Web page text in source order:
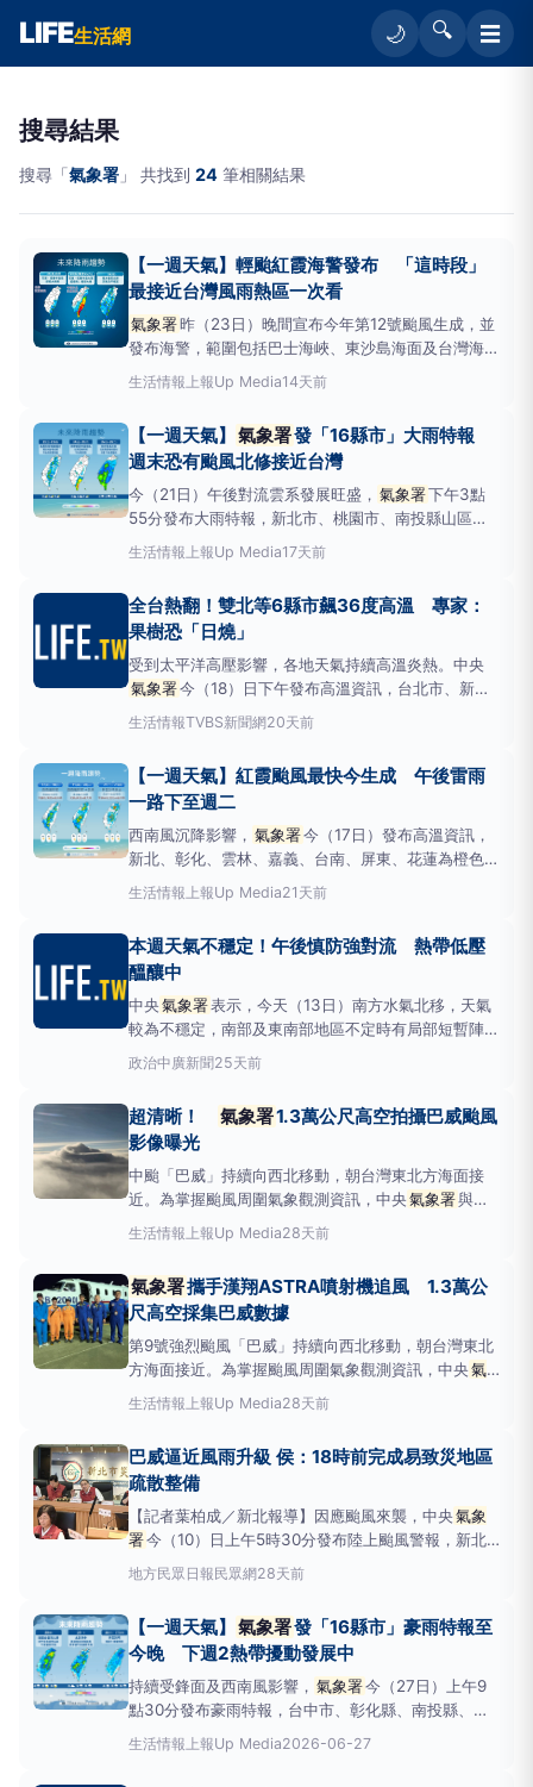
LIFE生活網 🌙 🔍 ☰
搜尋結果
搜尋「氣象署 」 共找到 24 筆相關結果
【一週天氣】輕颱紅霞海警發布 「這時段」
最接近台灣風雨熱區一次看
氣象署昨（23日）晚間宣布今年第12號颱風生成，並
發布海警，範圍包括巴士海峽、東沙島海面及台灣海峽
南部，今（24日）上午正式將其命名為「紅霞」。紅
霞生成後路徑穩定，氣象專家吳德榮表示，今（24
（25日）通過東沙島附近海域，週日（26日）凌晨登
陸中國廣
生活情報 上報Up Media14天前
【一週天氣】 氣象署發「16縣市」大雨特報
週末恐有颱風北修接近台灣
今（21日）午後對流雲系發展旺盛， 氣象署下午3點
55分發布大雨特報，新北市、桃園市、南投縣山區有
豪雨機率，基隆市、北海岸、臺北市、新北市、桃園
市、新竹縣、苗栗縣山區、臺中市山區、南投縣、雲林
縣山區、宜蘭縣山區、花蓮縣山區、臺東縣山區有大雨
機率，影響時
生活情報 上報Up Media17天前
全台熱翻！雙北等6縣市飆36度高溫 專家：
果樹恐「日燒」
受到太平洋高壓影響，各地天氣持續高溫炎熱。中央
氣象署今（18）日下午發布高溫資訊，台北市、新北
市、彰化縣及花蓮縣亮起橙色燈號，有連續出現36度
以上高溫的機率；基隆市、台中市則為黃色燈號，提醒
熱傷害。&nbsp;雙北、彰化亮橙色
生活情報TVBS新聞網20天前
【一週天氣】紅霞颱風最快今生成 午後雷雨
一路下至週二
西南風沉降影響， 氣象署今（17日）發布高溫資訊，
新北、彰化、雲林、嘉義、台南、屏東、花蓮為橙色燈
號，有連續出現36度高溫的機率，台北、苗栗、台
中、嘉義、台東為黃色燈號，氣象專家吳德榮提醒，今
增水氣，大氣不穩定度提高，應注意連日午後雷雨。日
本氣象廳預報
生活情報 上報Up Media21天前
本週天氣不穩定！午後慎防強對流 熱帶低壓
醞釀中
中央氣象署表示，今天（13日）南方水氣北移，天氣
較為不穩定，南部及東南部地區不定時有局部短暫陣雨
或雷雨，其中東南部及恆春半島有局部較大雨勢發生的
機率，至於中部以北及宜蘭、花蓮中午過後則要留意午
部以北地區有局部大雨或短延時豪雨、其他山區有局部
大雨發生的機
政治中廣新聞25天前
超清晰！ 氣象署1.3萬公尺高空拍攝巴威颱風
影像曝光
中颱「巴威」持續向西北移動，朝台灣東北方海面接
近。為掌握颱風周圍氣象觀測資訊，中央氣象署與國
立台灣大學及漢翔公司合作啟動追風計畫，於今（10
日）清晨5時自台中清泉崗機場出動Astra噴射機，執
上氣象觀測資料相對稀少，氣象署透過飛機投落送觀
測，可取得高空
生活情報 上報Up Media28天前
氣象署攜手漢翔ASTRA噴射機追風 1.3萬公
尺高空採集巴威數據
第9號強烈颱風「巴威」持續向西北移動，朝台灣東北
方海面接近。為掌握颱風周圍氣象觀測資訊，中央氣
象署 與國立台灣大學及漢翔公司合作啟動追風計畫，
於今（10日）清晨5時自台中清泉崗機場出動Astra噴
由於海面上氣象觀測資料相對稀少，氣象署透過飛機
投落送觀測，
生活情報 上報Up Media28天前
巴威逼近風雨升級 侯：18時前完成易致災地區
疏散整備
【記者葉柏成／新北報導】因應颱風來襲，中央氣象
署今（10）日上午5時30分發布陸上颱風警報，新北
市災害應變中心同步提升為一級開設。依據中央
署 及新北市天氣團隊研判，今晚起暴風圈將逐步籠罩
雨以上等級降雨風險。新北市長侯友宜上午8時30分主
持第
地方民眾日報民眾網28天前
【一週天氣】 氣象署發「16縣市」豪雨特報至
今晚 下週2熱帶擾動發展中
持續受鋒面及西南風影響， 氣象署今（27日）上午9
點30分發布豪雨特報，台中市、彰化縣、南投縣、雲
林縣、嘉義縣、台南市、高雄市、屏東縣有局部大雨或
豪雨，北海岸、台北市、新北市、桃園市、新竹市、新
生活情報 上報Up Media2026-06-27